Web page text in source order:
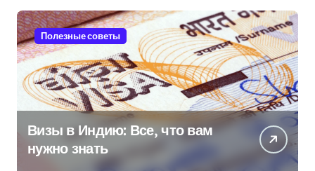
Полезные советы
Визы в Индию: Все, что вам
нужно знать